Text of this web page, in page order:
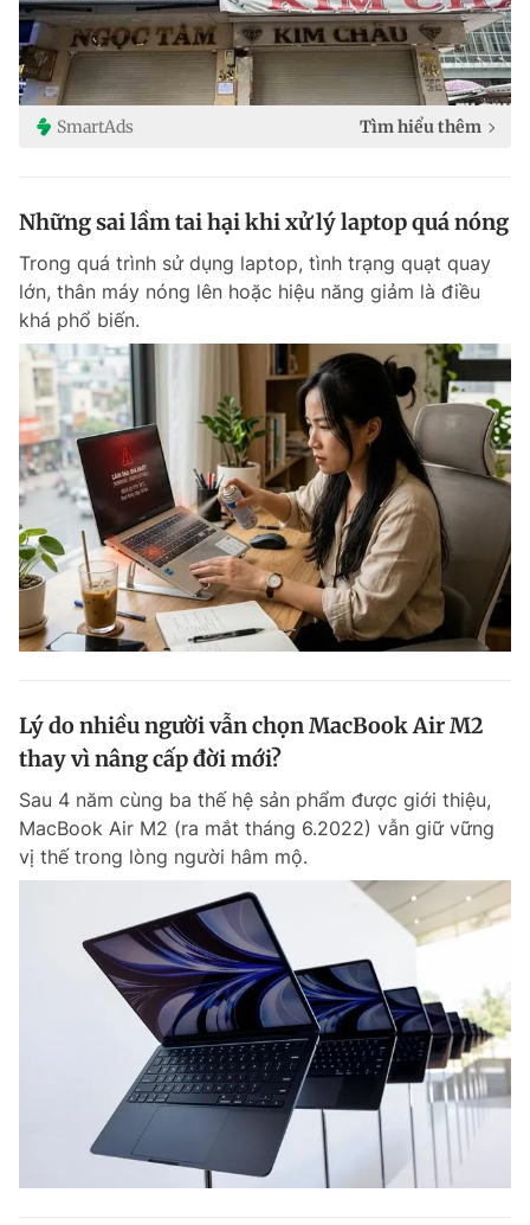
SmartAds Tìm hiểu thêm
Những sai lầm tai hại khi xử lý laptop quá nóng
Trong quá trình sử dụng laptop, tình trạng quạt quay
lớn, thân máy nóng lên hoặc hiệu năng giảm là điều
khá phổ biến.
Lý do nhiều người vẫn chọn MacBook Air M2
thay vì nâng cấp đời mới?
Sau 4 năm cùng ba thế hệ sản phẩm được giới thiệu,
MacBook Air M2 (ra mắt tháng 6.2022) vẫn giữ vững
vị thế trong lòng người hâm mộ.